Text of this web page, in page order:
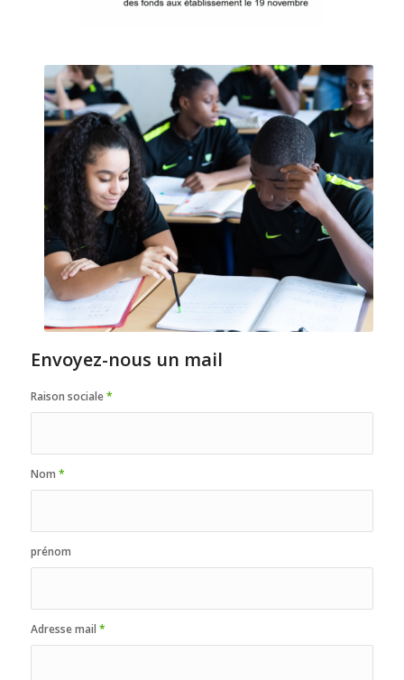
Envoyez-nous un mail
Raison sociale*
Nom *
prénom
Adresse mail *